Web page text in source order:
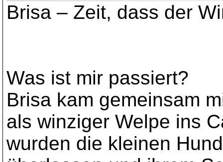
Brisa – Zeit, dass der
Was ist mir passiert?
Brisa kam gemeinsam
als winziger Welpe ins
wurden die kleinen